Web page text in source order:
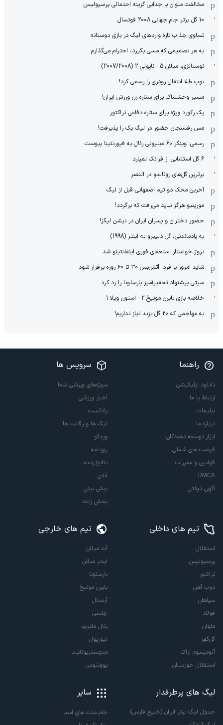
مخالفت ملوان با جدایی گزینه احتمالی پرسپولیس
10 گل برتر جام جهانی 2008 فوتسال
تساوی جذاب تازه واردهای لیگ در بازی دوستانه
به هر تصمیمی که مسی بگیرد، احترام می‌گذارم
نوستالژی، میلان 5 - ناپولی 2 (2007/2008)
توپ طلا انتقال رودری را رسمی کرد!
مسیر وحشتناک برای ستاره زن ورزش ایران!
یک رکورد ویژه برای ستاره دفاعی تراکتور
مس رفسنجان حضور در لیگ یک را پذیرفت!
رسمی: وینگر 60 میلیونی رئال به فیورنتینا پیوست
6 گل استثنایی از فرانک لمپارد
برترین گل‌های رونالدو در النصر
آخرین محک دو تیم اصفهانی قبل از لیگ
مورینیو هرگز نباید می‌رفت که برگردد!
حضور دختران و پسران ایران در نیشن لیگز!
به یادماندنی، گل دلپیرو به اینتر (1998)
نروژ خواستار استعفای فوری اینفانتینو شد
شاید امروز یا فردا آتش‌بس ۳۰ تا ۶۰ روزه برقرار شود
سیتی پیشنهاد تحقیرآمیز بارسلونا را رد کرد
خلاصه بازی بایرن مونیخ 2 - استون ویلا 1
به مهاجمی که 20 گل بزند نیاز نداریم!
راهنما
دانلود اپلیکیشن
ارتباط با ما
تبلیغات
درباره ما
ابزار توسعه دهندگان
فرصت های شغلی
قوانین و مقررات
DMCA
آگهی دولتی
سرویس ها
سوژه‌های ورزشی شما
اخبار ورزشی
پادکست
لیگ ها و رقابت ها
ویدئو
روزنامه
نتایج زنده
آنتن
پیش بینی
پخش زنده
تیم های داخلی
استقلال
پرسپولیس
تراکتور
ذوب آهن
سپاهان
فولاد
ملوان
گل‌گهر
آلومینیوم اراک
استقلال خوزستان
تیم های خارجی
آث میلان
اینتر میلان
بارسلونا
بایرن مونیخ
آرسنال
چلسی
رئال مادرید
لیورپول
منچستریونایتد
یوونتوس
لیگ های پرطرفدار
جدول لیگ برتر ایران (خلیج فارس)
سایر
جام ملت های آسیا